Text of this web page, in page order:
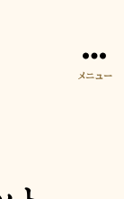
メニュー